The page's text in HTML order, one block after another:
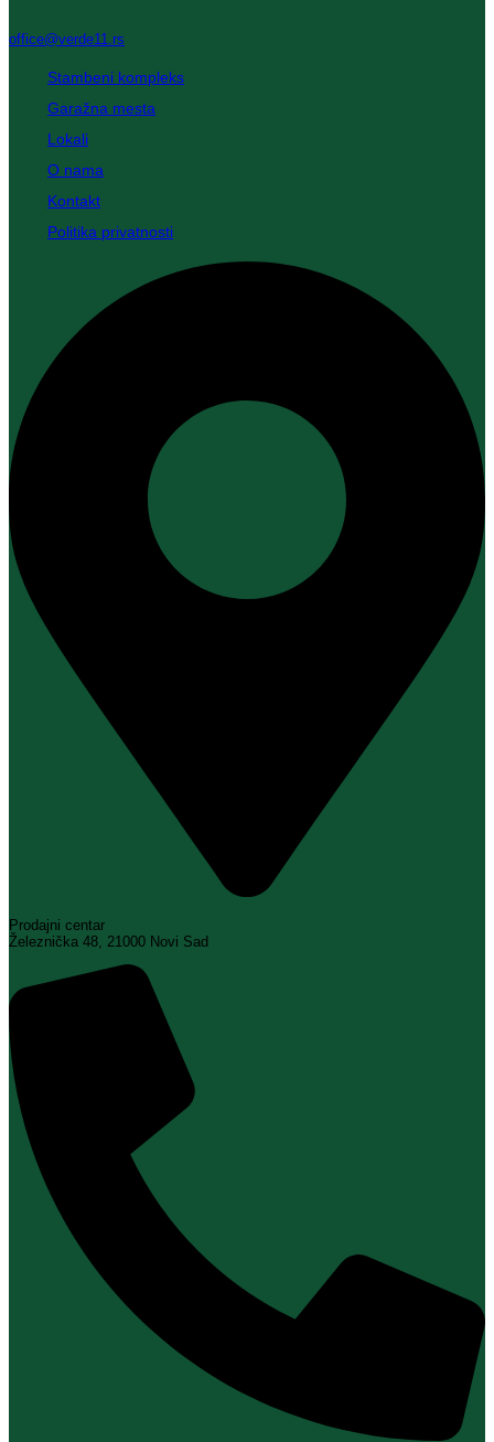
office@verde11.rs
Stambeni kompleks
Garažna mesta
Lokali
O nama
Kontakt
Politika privatnosti
Prodajni centar
Železnička 48, 21000 Novi Sad